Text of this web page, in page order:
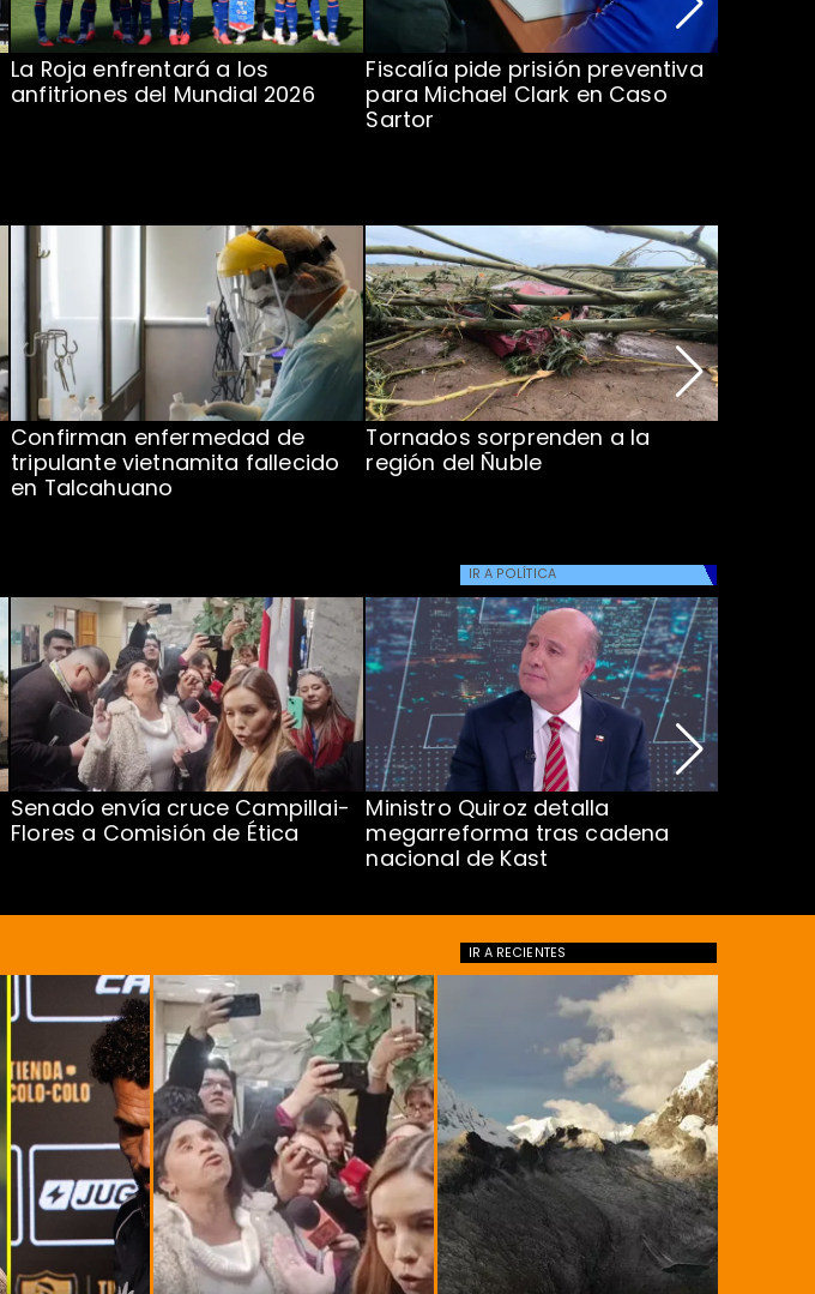
La Roja enfrentará a los
anfitriones del Mundial 2026
Fiscalía pide prisión preventiva
para Michael Clark en Caso
Sartor
Confirman enfermedad de
tripulante vietnamita fallecido
en Talcahuano
Tornados sorprenden a la
región del Ñuble
IR A POLÍTICA
Senado envía cruce Campillai-
Flores a Comisión de Ética
Ministro Quiroz detalla
megarreforma tras cadena
nacional de Kast
IR A RECIENTES